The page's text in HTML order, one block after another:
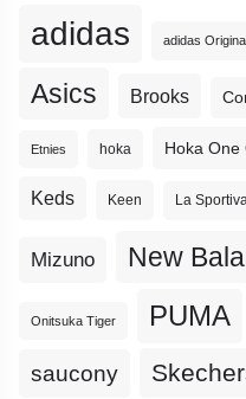
adidas adidas
Asics Brooks
Etnies hoka Hoka One
Keds Keen La
Mizuno New
Onitsuka Tiger PUMA
saucony